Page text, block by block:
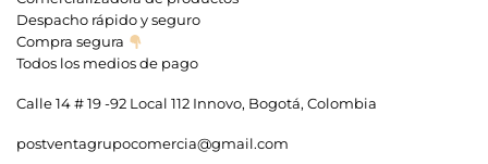
Despacho rápido y seguro
Compra segura
Todos los medios de pago
Calle 14 # 19 -92 Local 112 Innovo, Bogotá, Colombia
postventagrupocomercia@gmail.com